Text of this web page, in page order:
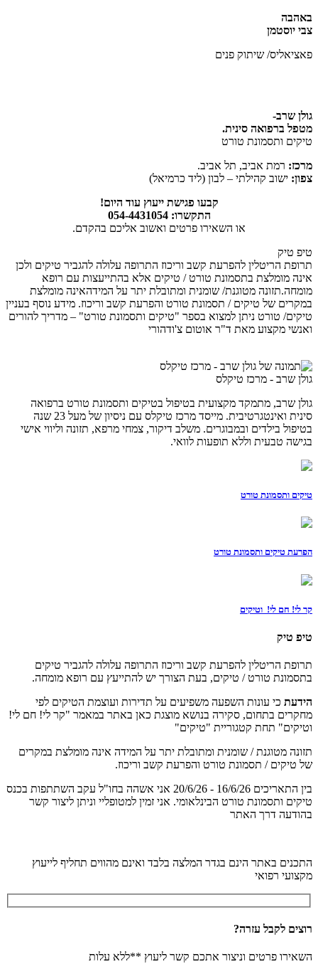
באהבה
צבי יוסטמן
פאציאליס/ שיתוק פנים
גולן שרב-
מטפל ברפואה סינית.
טיקים ותסמונת טורט
מרכז: רמת אביב, תל אביב.
צפון: ישוב קהילתי – לבון (ליד כרמיאל)
קבעו פגישת ייעוץ עוד היום!
התקשרו: 054-4431054
או השאירו פרטים ואשוב אליכם בהקדם.
טיפ טיק
תרופת הריטלין להפרעת קשב וריכוז התרופה עלולה להגביר טיקים ולכן
אינה מומלצת בתסמונת טורט / טיקים אלא בהתייעצות עם רופא
מומחה.תזונה מטוגנת/ שומנית ומתובלת יתר על המידהאינה מומלצת
במקרים של טיקים / תסמונת טורט והפרעת קשב וריכוז. מידע נוסף בעניין
טיקים/ טורט ניתן למצוא בספר "טיקים ותסמונת טורט" – מדריך להורים
ואנשי מקצוע מאת ד"ר אוטום צ'ודהורי
גולן שרב - מרכז טיקלס
גולן שרב, מתמקד מקצועית בטיפול בטיקים ותסמונת טורט ברפואה
סינית ואינטגרטיבית. מייסד מרכז טיקלס עם ניסיון של מעל 23 שנה
בטיפול בילדים ובמבוגרים. משלב דיקור, צמחי מרפא, תזונה וליווי אישי
בגישה טבעית וללא תופעות לוואי.
טיקים ותסמונת טורט
הפרעת טיקים ותסמונת טורט
קר לי! חם לי! וטיקים
טיפ טיק
תרופת הריטלין להפרעת קשב וריכוז התרופה עלולה להגביר טיקים
בתסמונת טורט / טיקים, בעת הצורך יש להתייעץ עם רופא מומחה.
הידעת כי עונות השפעה משפיעים על תדירות ועוצמת הטיקים לפי
מחקרים בתחום, סקירה בנושא מוצגת כאן באתר במאמר "קר לי! חם לי!
וטיקים" תחת קטגוריית "טיקים"
תזונה מטוגנת / שומנית ומתובלת יתר על המידה אינה מומלצת במקרים
של טיקים / תסמונת טורט והפרעת קשב וריכוז.
בין התאריכים 16/6/26 - 20/6/26 אני אשהה בחו"ל עקב השתתפות בכנס
טיקים ותסמונת טורט הבינלאומי. אני זמין למטופליי וניתן ליצור קשר
בהודעה דרך האתר
התכנים באתר הינם בגדר המלצה בלבד ואינם מהווים תחליף לייעוץ
מקצועי רפואי
רוצים לקבל עזרה?
השאירו פרטים וניצור אתכם קשר ליעוץ **ללא עלות